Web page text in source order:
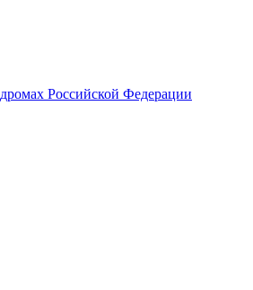
Российской Федерации